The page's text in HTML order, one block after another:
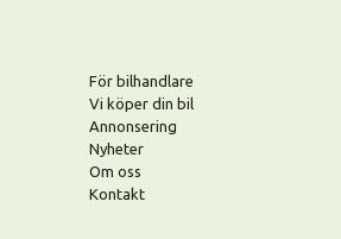
För bilhandlare
Vi köper din bil
Annonsering
Nyheter
Om oss
Kontakt